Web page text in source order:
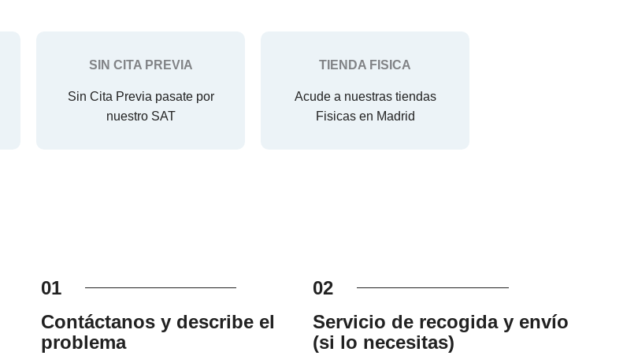
SIN CITA PREVIA
Sin Cita Previa pasate por
nuestro SAT
TIENDA FISICA
Acude a nuestras tiendas
Fisicas en Madrid
01
Contáctanos y describe el
problema
02
Servicio de recogida y envío
(si lo necesitas)